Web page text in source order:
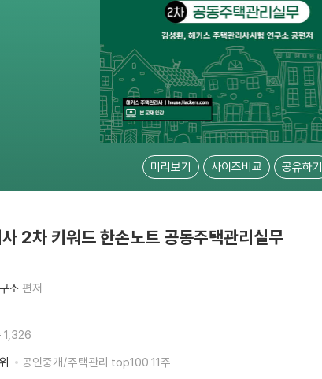
미리보기 사이즈비교 공유하기
2차 키워드 한손노트 공동주택관리실무
소 편저
1,326
공인중개/주택관리 top100 11주